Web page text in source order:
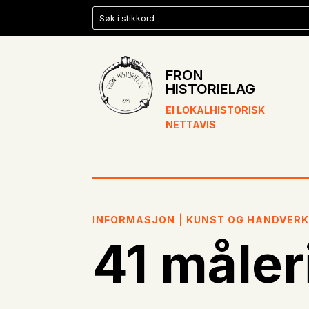
FRON
HISTORIELAG
EI LOKALHISTORISK
NETTAVIS
INFORMASJON KUNST OG HANDVERK
41